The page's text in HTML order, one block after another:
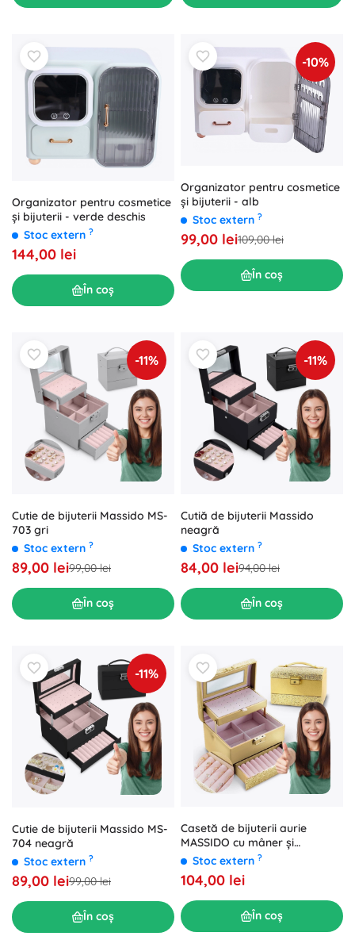
Organizator pentru cosmetice
și bijuterii - verde deschis
Stoc extern ?
144,00 lei
În coș
-10%
Organizator pentru cosmetice
și bijuterii - alb
Stoc extern ?
99,00 lei109,00 lei
În coș
-11%
Cutie de bijuterii Massido MS-
703 gri
Stoc extern ?
89,00 lei99,00 lei
În coș
-11%
Cutiă de bijuterii Massido
neagră
Stoc extern ?
84,00 lei94,00 lei
În coș
-11%
Cutie de bijuterii Massido MS-
704 neagră
Stoc extern ?
89,00 lei99,00 lei
În coș
Casetă de bijuterii aurie
MASSIDO cu mâner și
încuietoare
Stoc extern ?
104,00 lei
În coș